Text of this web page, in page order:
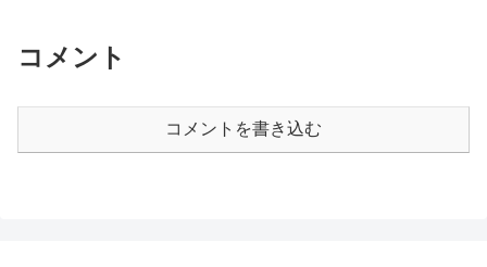
コメント
コメントを書き込む